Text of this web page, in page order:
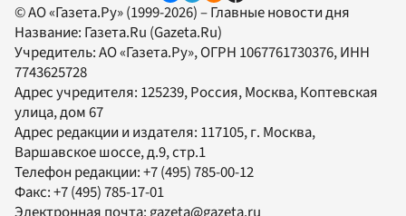
© АО «Газета.Ру» (1999-2026) – Главные новости дня
Название: Газета.Ru (Gazeta.Ru)
Учредитель:АО «Газета.Ру», ОГРН 1067761730376, ИНН
7743625728
Адрес учредителя: 125239, Россия, Москва, Коптевская
улица, дом 67
Адрес редакции и издателя: 117105, г. Москва,
Варшавское шоссе, д.9, стр.1
Телефон редакции:+7 (495) 785-00-12
Факс:+7 (495) 785-17-01